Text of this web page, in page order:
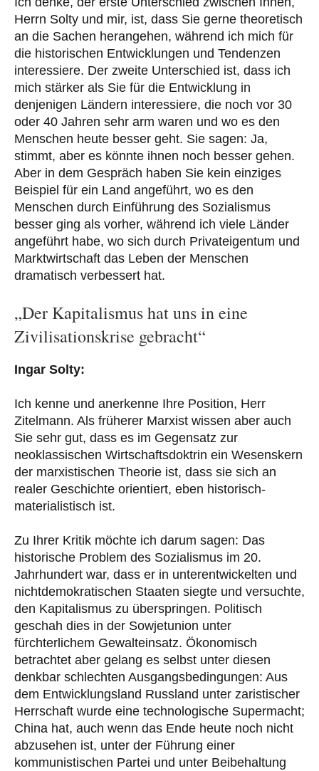
Herrn Solty und mir, ist, dass Sie gerne theoretisch
an die Sachen herangehen, während ich mich für
die historischen Entwicklungen und Tendenzen
interessiere. Der zweite Unterschied ist, dass ich
mich stärker als Sie für die Entwicklung in
denjenigen Ländern interessiere, die noch vor 30
oder 40 Jahren sehr arm waren und wo es den
Menschen heute besser geht. Sie sagen: Ja,
stimmt, aber es könnte ihnen noch besser gehen.
Aber in dem Gespräch haben Sie kein einziges
Beispiel für ein Land angeführt, wo es den
Menschen durch Einführung des Sozialismus
besser ging als vorher, während ich viele Länder
angeführt habe, wo sich durch Privateigentum und
Marktwirtschaft das Leben der Menschen
dramatisch verbessert hat.
„Der Kapitalismus hat uns in eine
Zivilisationskrise gebracht“
Ingar Solty:
Ich kenne und anerkenne Ihre Position, Herr
Zitelmann. Als früherer Marxist wissen aber auch
Sie sehr gut, dass es im Gegensatz zur
neoklassischen Wirtschaftsdoktrin ein Wesenskern
der marxistischen Theorie ist, dass sie sich an
realer Geschichte orientiert, eben historisch-
materialistisch ist.
Zu Ihrer Kritik möchte ich darum sagen: Das
historische Problem des Sozialismus im 20.
Jahrhundert war, dass er in unterentwickelten und
nichtdemokratischen Staaten siegte und versuchte,
den Kapitalismus zu überspringen. Politisch
geschah dies in der Sowjetunion unter
fürchterlichem Gewalteinsatz. Ökonomisch
betrachtet aber gelang es selbst unter diesen
denkbar schlechten Ausgangsbedingungen: Aus
dem Entwicklungsland Russland unter zaristischer
Herrschaft wurde eine technologische Supermacht;
China hat, auch wenn das Ende heute noch nicht
abzusehen ist, unter der Führung einer
kommunistischen Partei und unter Beibehaltung